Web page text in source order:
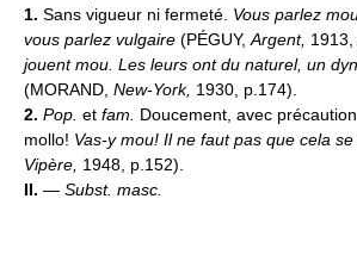
1. Sans vigueur ni fermeté. Vous parlez
vous parlez vulgaire (PÉGUY, Argent, 1913,
jouent mou. Les leurs ont du naturel, un
(MORAND, New-York, 1930, p.174).
2. Pop. et fam. Doucement, avec précaution.
mollo! Vas-y mou! Il ne faut pas que cela
Vipère, 1948, p.152).
II. — Subst. masc.